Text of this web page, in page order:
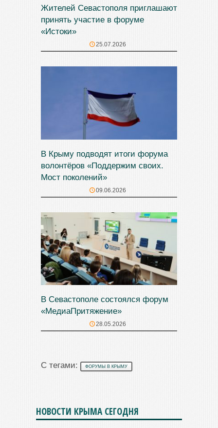
Жителей Севастополя приглашают
принять участие в форуме
«Истоки»
25.07.2026
В Крыму подводят итоги форума
волонтёров «Поддержим своих.
Мост поколений»
09.06.2026
В Севастополе состоялся форум
«МедиаПритяжение»
28.05.2026
С тегами: ФОРУМЫ В КРЫМУ
НОВОСТИ КРЫМА СЕГОДНЯ